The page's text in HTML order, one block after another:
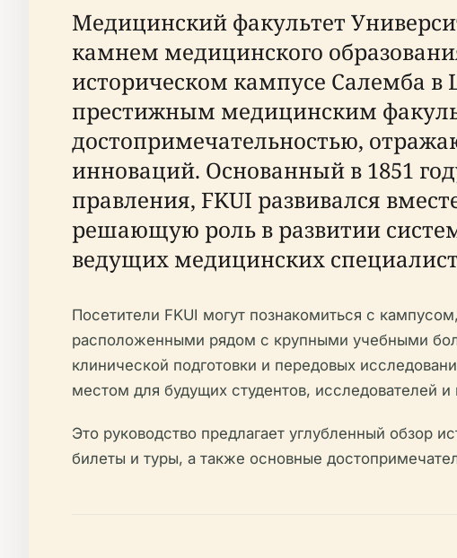
Медицинский факультет
камнем медицинского
историческом кампусе Салемба
престижным медицинским
достопримечательностью,
инноваций. Основанный в 1851
правления, FKUI развивался
решающую роль в развитии
ведущих медицинских
Посетители FKUI могут познакомиться с
расположенными рядом с крупными учебными
клинической подготовки и передовых
местом для будущих студентов, исследователей
Это руководство предлагает углубленный обзор
билеты и туры, а также основные